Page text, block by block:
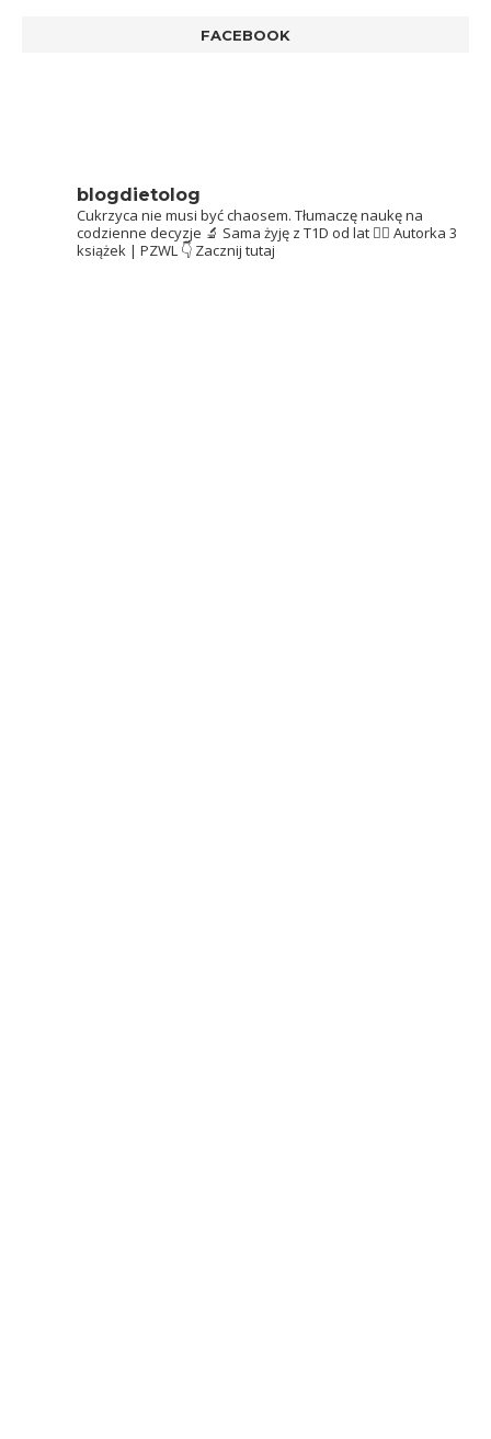
FACEBOOK
blogdietolog
Cukrzyca nie musi być chaosem. Tłumaczę naukę na
codzienne decyzje 🔬 Sama żyję z T1D od lat 👩‍⚕️ Autorka 3
książek | PZWL 👇 Zacznij tutaj